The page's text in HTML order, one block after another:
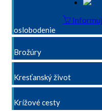
oslobodenie
Brožúry
Kresťanský život
Krížové cesty